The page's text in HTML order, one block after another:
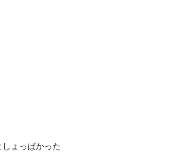
ょっぱかった